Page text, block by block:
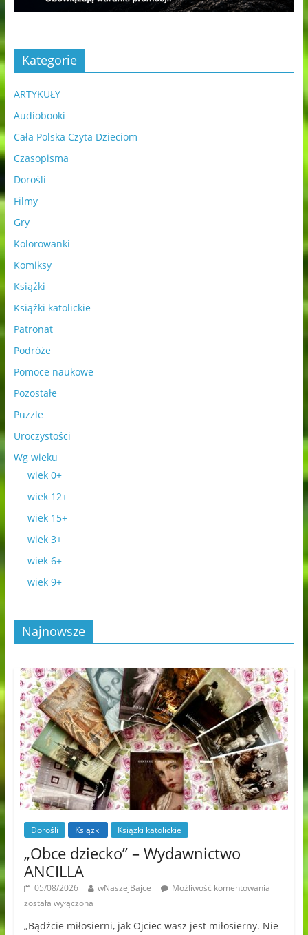
Kategorie
ARTYKUŁY
Audiobooki
Cała Polska Czyta Dzieciom
Czasopisma
Dorośli
Filmy
Gry
Kolorowanki
Komiksy
Książki
Książki katolickie
Patronat
Podróże
Pomoce naukowe
Pozostałe
Puzzle
Uroczystości
Wg wieku
wiek 0+
wiek 12+
wiek 15+
wiek 3+
wiek 6+
wiek 9+
Najnowsze
Dorośli Książki Książki katolickie
„Obce dziecko” – Wydawnictwo
ANCILLA
05/08/2026 wNaszejBajce
Możliwość komentowania
została wyłączona
„Bądźcie miłosierni, jak Ojciec wasz jest miłosierny. Nie